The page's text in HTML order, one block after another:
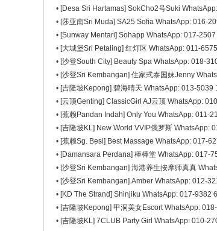
• [Desa Sri Hartamas] SokCho2号Suki
• [莎亚南Sri Muda] SA25 Sofia WhatsApp: 016-
• [Sunway Mentari] Sohapp WhatsApp: 017-2507
• [大城堡Sri Petaling] 红灯区 WhatsApp: 011-
• [沙登South City] Beauty Spa WhatsApp: 018-
• [沙登Sri Kembangan] 住家式泰国妹Jenny
• [吉隆坡Kepong] 碧海晴天 WhatsApp: 013-5039
• [云顶Genting] ClassicGirl AJ云顶 WhatsApp:
• [蕉赖Pandan Indah] Only You WhatsApp: 011-
• [吉隆坡KL] New World VVIP俄罗斯 WhatsApp:
• [蕉赖Sg. Besi] Best Massage WhatsApp: 017-
• [Damansara Perdana] 棒棒堂 WhatsApp: 017-
• [沙登Sri Kembangan] 海港养生按摩师真真
• [沙登Sri Kembangan] Amber WhatsApp: 012-
• [KD The Strand] Shinjiku WhatsApp: 017-9382
• [吉隆坡Kepong] 甲洞美女Escort WhatsApp:
• [吉隆坡KL] 7CLUB Party Girl WhatsApp: 010-